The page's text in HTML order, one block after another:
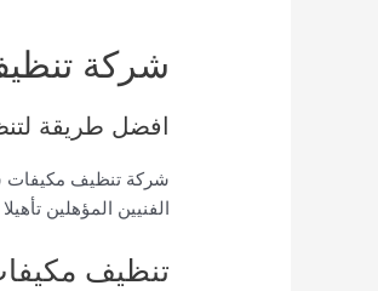
شركة
افضل طريقة
شركة تنظيف مكيفات
الفنيين المؤهلين
تنظيف